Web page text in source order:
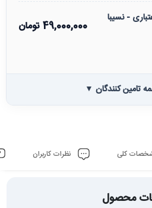
- نسیبا
49,000,000تومان
تامین کنندگان ▼
کلی نظرات کاربران
محصول